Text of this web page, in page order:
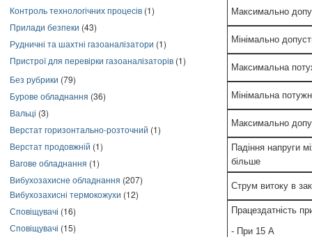
Контроль технологічних процесів (1)
Прилади безпеки (43)
Рудничні та шахтні газоаналізатори (1)
Пристрої для перевірки газоаналізаторів (1)
Без рубрики (79)
Бурове обладнання (36)
Вальці (3)
Верстат горизонтально-розточний (1)
Верстат продовжній (1)
Вагове обладнання (1)
Вибухозахисне обладнання (207)
Вибухозахисні термокожухи (12)
Сповіщувачі (16)
Сповіщувачі (15)
Максимально
Мінімально
Максимальна
Мінімальна
Максимально
Падіння напруги
більше
Струм витоку в
Працездатність
- При 15 А